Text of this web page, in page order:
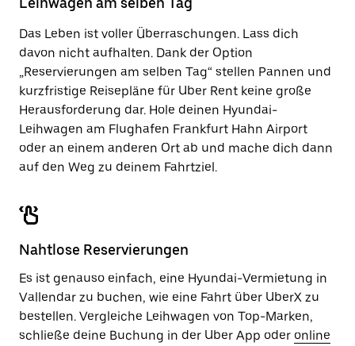
zu
Das Leben ist voller Überraschungen. Lass dich
davon nicht aufhalten. Dank der Option
„Reservierungen am selben Tag“ stellen Pannen und
kurzfristige Reisepläne für Uber Rent keine große
Herausforderung dar. Hole deinen Hyundai-
Leihwagen am Flughafen Frankfurt Hahn Airport
oder an einem anderen Ort ab und mache dich dann
auf den Weg zu deinem Fahrtziel.
Nahtlose Reservierungen
Es ist genauso einfach, eine Hyundai-Vermietung in
Vallendar zu buchen, wie eine Fahrt über UberX zu
bestellen. Vergleiche Leihwagen von Top-Marken,
schließe deine Buchung in der Uber App oder online